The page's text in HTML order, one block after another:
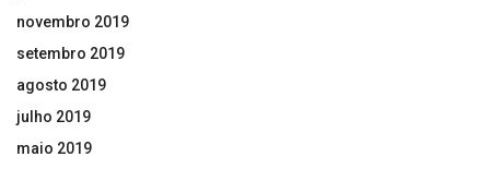
novembro 2019
setembro 2019
agosto 2019
julho 2019
maio 2019